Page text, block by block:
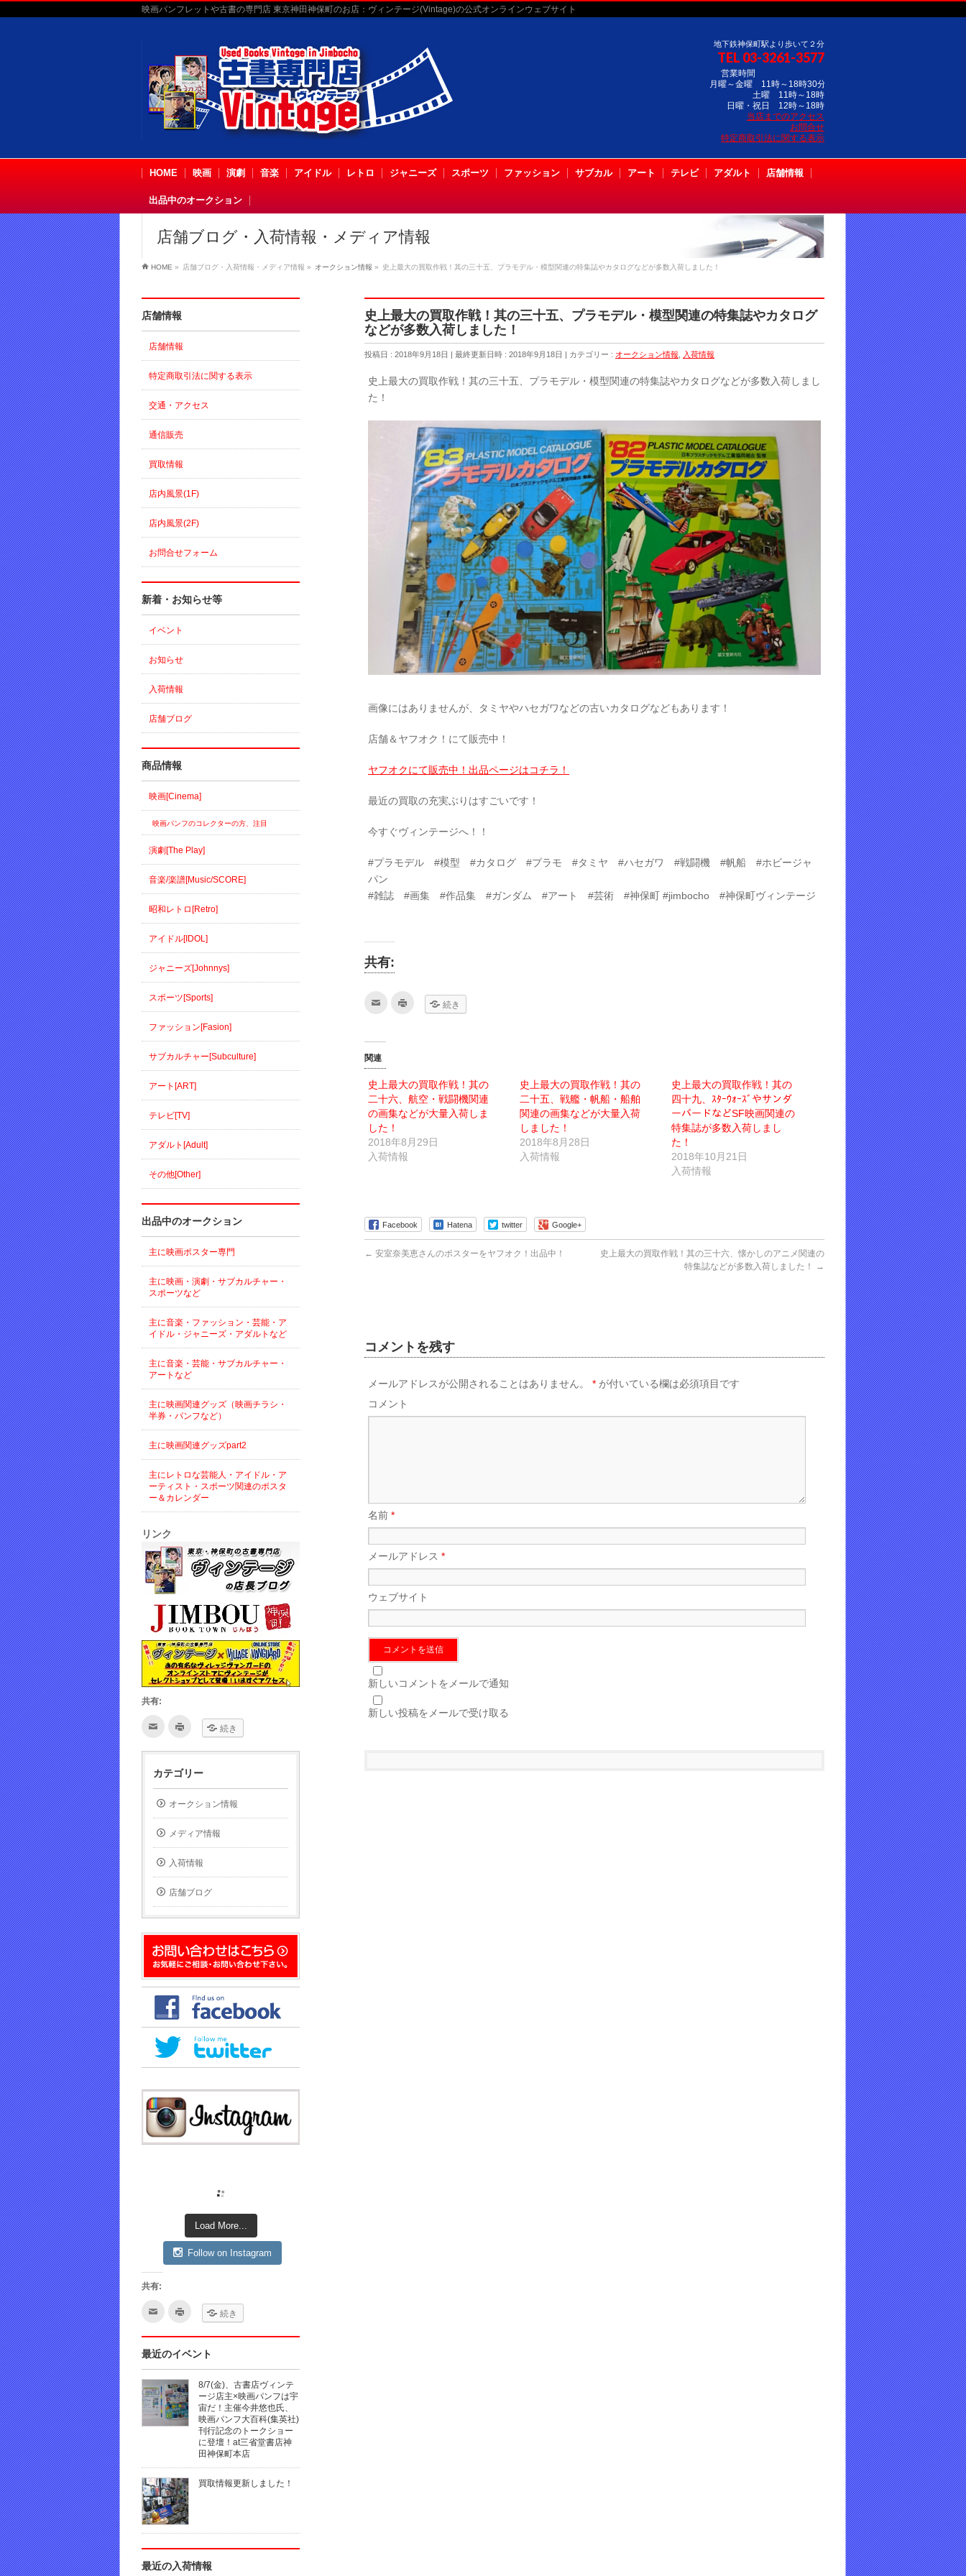
映画パンフレットや古書の専門店 東京神田神保町のお店：ヴィンテージ(Vintage)の公式オンラインウェブサイト
地下鉄神保町駅より歩いて２分
TEL 03-3261-3577
営業時間
月曜～金曜 11時～18時30分
土曜 11時～18時
日曜・祝日 12時～18時
当店までのアクセス
お問合せ
特定商取引法に関する表示
HOME 映画 演劇 音楽 アイドル レトロ ジャニーズ スポーツ ファッション サブカル アート テレビ アダルト 店舗情報
出品中のオークション
店舗ブログ・入荷情報・メディア情報
HOME » 店舗ブログ・入荷情報・メディア情報 » オークション情報 » 史上最大の買取作戦！其の三十五、プラモデル・模型関連の特集誌やカタログなどが多数入荷しました！
史上最大の買取作戦！其の三十五、プラモデル・模型関連の特集誌やカタログ
などが多数入荷しました！
投稿日 : 2018年9月18日 最終更新日時 : 2018年9月18日 カテゴリー : オークション情報 入荷情報
史上最大の買取作戦！其の三十五、プラモデル・模型関連の特集誌やカタログなどが多数入荷しまし
た！
画像にはありませんが、タミヤやハセガワなどの古いカタログなどもあります！
店舗＆ヤフオク！にて販売中！
ヤフオクにて販売中！出品ページはコチラ！
最近の買取の充実ぶりはすごいです！
今すぐヴィンテージへ！！
#プラモデル #模型 #カタログ #プラモ #タミヤ #ハセガワ #戦闘機 #帆船 #ホビージャ
パン
#雑誌 #画集 #作品集 #ガンダム #アート #芸術 #神保町 #jimbocho #神保町ヴィンテージ
共有:
て
へ
メ
ー
ル
で
送
信
(新
し
い
ウ
ィ
き
ま
す)
い
ウ
ィ
ン
ド
で
開
続き
関連
史上最大の買取作戦！其の
二十六、航空・戦闘機関連
の画集などが大量入荷しま
した！
2018年8月29日
入荷情報
史上最大の買取作戦！其の
二十五、戦艦・帆船・船舶
関連の画集などが大量入荷
しました！
2018年8月28日
入荷情報
史上最大の買取作戦！其の
四十九、ｽﾀｰｳｫｰｽﾞやサンダ
ーバードなどSF映画関連の
特集誌が多数入荷しまし
た！
2018年10月21日
入荷情報
Facebook Hatena twitter Google+
← 安室奈美恵さんのポスターをヤフオク！出品中！
史上最大の買取作戦！其の三十六、懐かしのアニメ関連の
特集誌などが多数入荷しました！
→
コメントを残す
メールアドレスが公開されることはありません。 * が付いている欄は必須項目です
コメント
名前 *
メールアドレス *
ウェブサイト
新しいコメントをメールで通知
新しい投稿をメールで受け取る
店舗情報
店舗情報
特定商取引法に関する表示
交通・アクセス
通信販売
買取情報
店内風景(1F)
店内風景(2F)
お問合せフォーム
新着・お知らせ等
イベント
お知らせ
入荷情報
店舗ブログ
商品情報
映画[Cinema]
映画パンフのコレクターの方、注目
演劇[The Play]
音楽/楽譜[Music/SCORE]
昭和レトロ[Retro]
アイドル[IDOL]
ジャニーズ[Johnnys]
スポーツ[Sports]
ファッション[Fasion]
サブカルチャー[Subculture]
アート[ART]
テレビ[TV]
アダルト[Adult]
その他[Other]
出品中のオークション
主に映画ポスター専門
主に映画・演劇・サブカルチャー・
スポーツなど
主に音楽・ファッション・芸能・ア
イドル・ジャニーズ・アダルトなど
主に音楽・芸能・サブカルチャー・
アートなど
主に映画関連グッズ（映画チラシ・
半券・パンフなど）
主に映画関連グッズpart2
主にレトロな芸能人・アイドル・ア
ーティスト・スポーツ関連のポスタ
ー＆カレンダー
リンク
共有:
ク
て
友
メ
ー
ル
で
送
信
し
ウ
ィ
ン
ド
開
ま
す)
ク
て
印
し
い
ウ
ィ
ン
ド
で
開
き
ま
す)
続き
カテゴリー
オークション情報
メディア情報
入荷情報
店舗ブログ
Load More...
Follow on Instagram
共有:
ク
て
友
達
へ
メ
ー
ル
で
送
信
ウ
ン
ド
ウ
で
開
き
ま
ク
て
印
刷
(新
し
い
ウ
ィ
ン
ド
き
す)
続き
最近のイベント
8/7(金)、古書店ヴィンテ
ージ店主×映画パンフは宇
宙だ！主催今井悠也氏、
映画パンフ大百科(集英社)
刊行記念のトークショー
に登壇！at三省堂書店神
田神保町本店
買取情報更新しました！
最近の入荷情報